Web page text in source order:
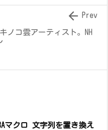
ノコ雲アーティスト。NH
 Prev
マクロ 文字列を置き換え